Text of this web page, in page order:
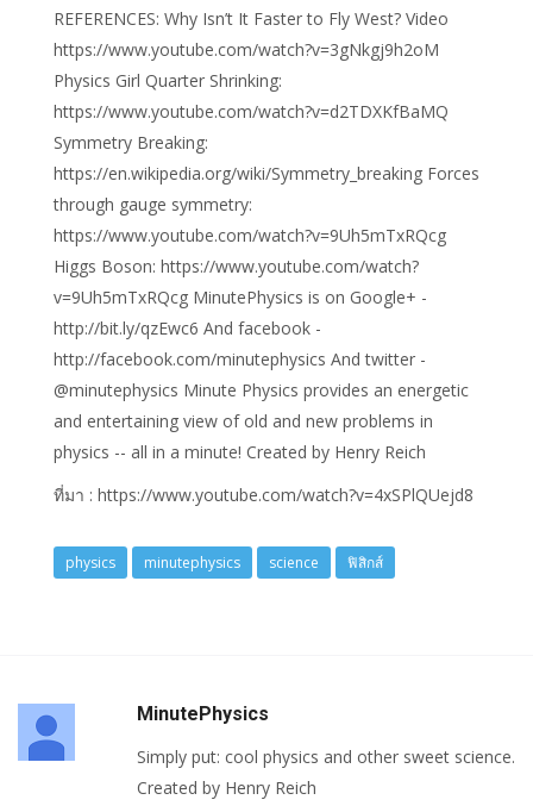
REFERENCES: Why Isn’t It Faster to Fly West? Video
https://www.youtube.com/watch?v=3gNkgj9h2oM
Physics Girl Quarter Shrinking:
https://www.youtube.com/watch?v=d2TDXKfBaMQ
Symmetry Breaking:
https://en.wikipedia.org/wiki/Symmetry_breaking Forces
through gauge symmetry:
https://www.youtube.com/watch?v=9Uh5mTxRQcg
Higgs Boson: https://www.youtube.com/watch?
v=9Uh5mTxRQcg MinutePhysics is on Google+ -
http://bit.ly/qzEwc6 And facebook -
http://facebook.com/minutephysics And twitter -
@minutephysics Minute Physics provides an energetic
and entertaining view of old and new problems in
physics -- all in a minute! Created by Henry Reich
ที่มา : https://www.youtube.com/watch?v=4xSPlQUejd8
physics minutephysics science ฟิสิกส์
MinutePhysics
Simply put: cool physics and other sweet science.
Created by Henry Reich